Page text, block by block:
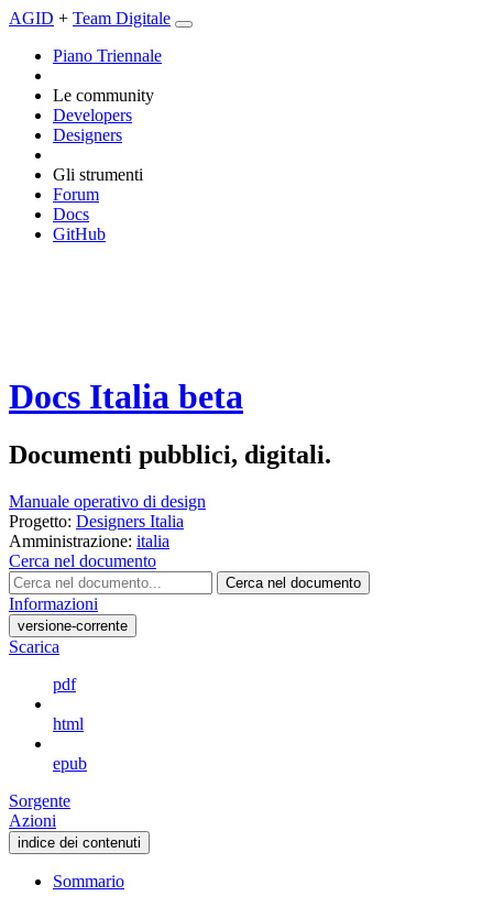
AGID + Team Digitale
Piano Triennale
Le community
Developers
Designers
Gli strumenti
Forum
Docs
GitHub
Docs Italia beta
Documenti pubblici, digitali.
Manuale operativo di design
Progetto: Designers Italia
Amministrazione: italia
Cerca nel documento
Cerca nel documento
Informazioni
versione-corrente
Scarica
pdf
html
epub
Sorgente
Azioni
indice dei contenuti
Sommario